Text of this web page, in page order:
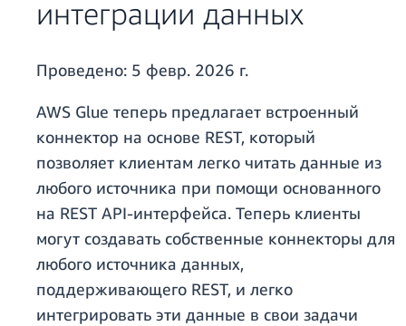
интеграции данных
Проведено: 5 февр. 2026 г.
AWS Glue теперь предлагает встроенный
коннектор на основе REST, который
позволяет клиентам легко читать данные из
любого источника при помощи основанного
на REST API-интерфейса. Теперь клиенты
могут создавать собственные коннекторы для
любого источника данных,
поддерживающего REST, и легко
интегрировать эти данные в свои задачи